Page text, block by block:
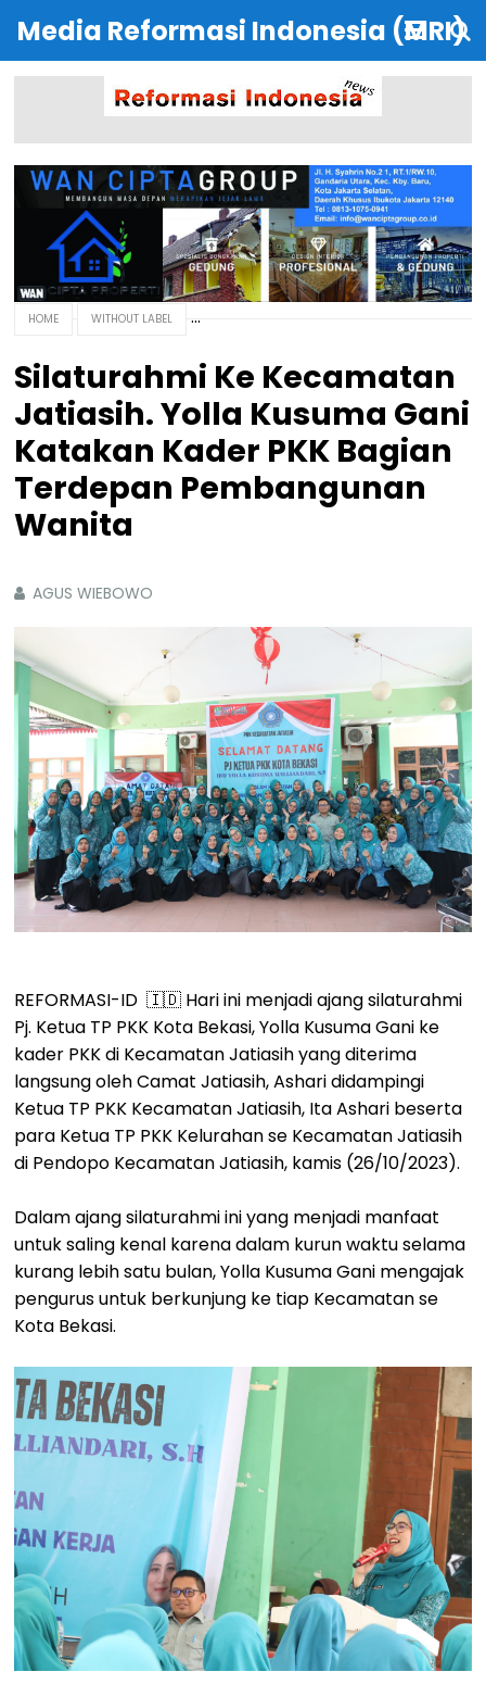
Media Reformasi Indonesia (MRI)
HOME WITHOUT LABEL
Silaturahmi Ke Kecamatan
Jatiasih. Yolla Kusuma Gani
Katakan Kader PKK Bagian
Terdepan Pembangunan
Wanita
AGUS WIEBOWO
REFORMASI-ID 🇮🇩 Hari ini menjadi ajang silaturahmi
Pj. Ketua TP PKK Kota Bekasi, Yolla Kusuma Gani ke
kader PKK di Kecamatan Jatiasih yang diterima
langsung oleh Camat Jatiasih, Ashari didampingi
Ketua TP PKK Kecamatan Jatiasih, Ita Ashari beserta
para Ketua TP PKK Kelurahan se Kecamatan Jatiasih
di Pendopo Kecamatan Jatiasih, kamis (26/10/2023).
Dalam ajang silaturahmi ini yang menjadi manfaat
untuk saling kenal karena dalam kurun waktu selama
kurang lebih satu bulan, Yolla Kusuma Gani mengajak
pengurus untuk berkunjung ke tiap Kecamatan se
Kota Bekasi.